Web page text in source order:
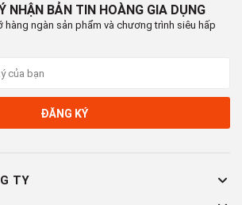
NHẬN BẢN TIN HOÀNG GIA DỤNG
ngàn sản phẩm và chương trình siêu hấp
ĐĂNG KÝ
TY